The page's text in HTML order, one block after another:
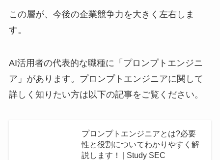
この層が、今後の企業競争力を大きく左右しま
す。
AI活用者の代表的な職種に「プロンプトエンジニ
ア」があります。プロンプトエンジニアに関して
詳しく知りたい方は以下の記事をご覧ください。
プロンプトエンジニアとは?必要
性と役割についてわかりやすく解
説します！ | Study SEC